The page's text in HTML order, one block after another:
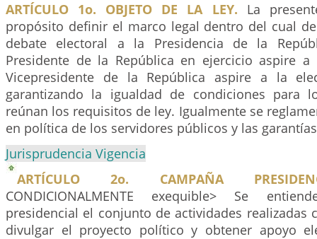
ARTÍCULO 1o. OBJETO DE LA LEY. La
propósito definir el marco legal dentro del cual
debate electoral a la Presidencia de la
Presidente de la República en ejercicio aspire
Vicepresidente de la República aspire a la
garantizando la igualdad de condiciones para
reúnan los requisitos de ley. Igualmente se
en política de los servidores públicos y las
Jurisprudencia Vigencia
ARTÍCULO 2o. CAMPAÑA
CONDICIONALMENTE exequible> Se
presidencial el conjunto de actividades realizadas
divulgar el proyecto político y obtener apoyo